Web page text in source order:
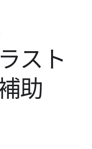
スト
助